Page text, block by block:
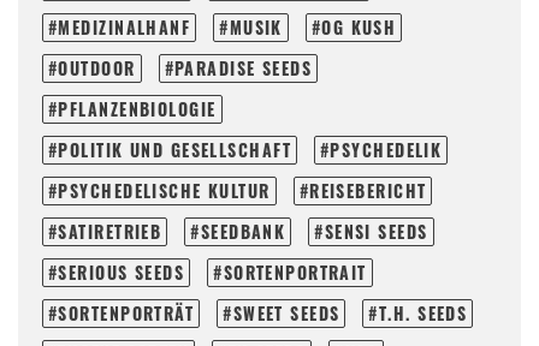
MEDIZINALHANF
MUSIK
OG KUSH
OUTDOOR
PARADISE SEEDS
PFLANZENBIOLOGIE
POLITIK UND GESELLSCHAFT
PSYCHEDELIK
PSYCHEDELISCHE KULTUR
REISEBERICHT
SATIRETRIEB
SEEDBANK
SENSI SEEDS
SERIOUS SEEDS
SORTENPORTRAIT
SORTENPORTRÄT
SWEET SEEDS
T.H. SEEDS